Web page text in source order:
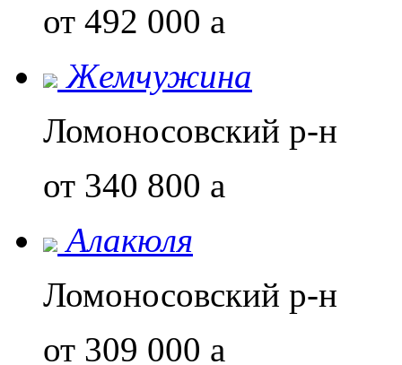
от 492 000 a
Жемчужина
Ломоносовский р-н
от 340 800 a
Алакюля
Ломоносовский р-н
от 309 000 a